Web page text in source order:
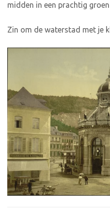
midden in een prachtig
Zin om de waterstad met je